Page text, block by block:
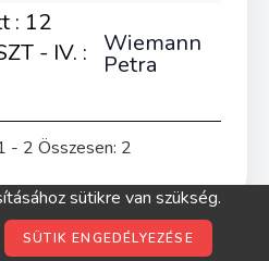
: 12
- IV. :
Wiemann
Petra
- 2 Összesen: 2
szabályzat
sütikre van szükség.
SÜTIK ENGEDÉLYEZÉSE